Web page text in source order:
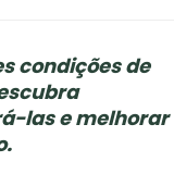
condições de
las e melhorar